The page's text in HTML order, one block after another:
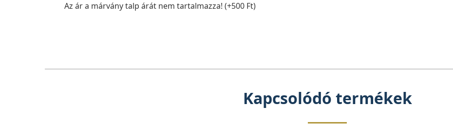
Az ár a márvány talp árát nem tartalmazza! (+500 Ft)
Kapcsolódó termékek